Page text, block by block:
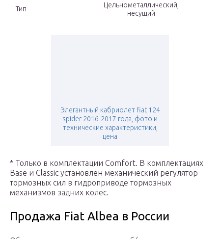
Тип
Цельнометаллический,
несущий
Элегантный кабриолет fiat 124
spider 2016-2017 года, фото и
технические характеристики,
цена
* Только в комплектации Comfort. В комплектациях
Base и Classic установлен механический регулятор
тормозных сил в гидроприводе тормозных
механизмов задних колес.
Продажа Fiat Albea в России